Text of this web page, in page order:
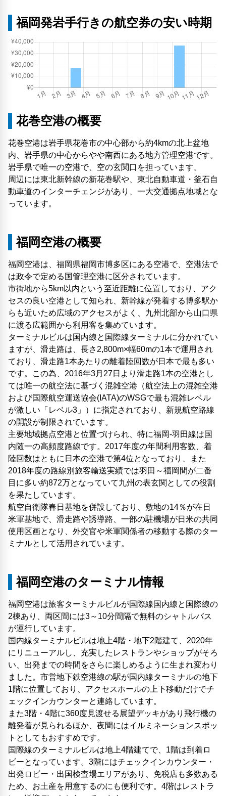
福岡発岩手行きの航空券の安い時期
花巻空港の概要
花巻空港は岩手県花巻市の中心部から約4kmの北上盆地
内、岩手県の中心からやや南西にある地方管理空港です。
岩手県で唯一の空港で、空の玄関口を担っています。
周辺には東北新幹線の新花巻駅や、東北自動車道・釜石自
動車道のインターチェンジがあり、一大交通拠点地域とな
っています。
福岡空港の概要
福岡空港は、福岡県福岡市博多区にある空港で、空港法で
は政令で定める国管理空港に区分されています。
市街地から5km以内という至近距離に位置しており、アク
セスの良い空港として知られ、新幹線が発着する博多駅か
らも近いため広域のアクセスがよく、九州北部から山口県
に渡る広範囲から利用客を集めています。
ターミナルビルは国内線と国際線ターミナルに分かれてい
ますが、滑走路は、長さ2,800m×幅60mの1本で運用され
ており、滑走路1本あたりの離着陸回数が日本で最も多い
です。この為、2016年3月27日より滑走路1本の空港とし
ては唯一の航空法に基づく混雑空港（航空法上の混雑空港
および国際航空運送協会(IATA)のWSGで最も混雑レベル
が激しい「レベル3」）に指定されており、新規航空路線
の開設が制限されています。
主要地域拠点空港と位置づけられ、特に福岡-羽田線は国
内随一の高頻度路線です。2017年度の年間利用客数、着
陸回数はともに日本の空港で第4位となっており、また
2018年度の路線別旅客輸送実績では羽田～福岡間が二番
目に多い約872万となっていて九州の表玄関としての役割
を果たしています。
航空自衛隊春日基地を併設しており、敷地の14％が在日
米軍基地で、滑走路や誘導路、一部の駐機場が日米の共同
使用区画となり、外交官や米軍関係者の移動する際のター
ミナルとして活用されています。
福岡空港のターミナル情報
福岡空港は旅客ターミナルビルが国際線国内線と国際線の
2棟あり、両区間には3～10分間隔で無料のシャトルバス
が運行しています。
国内線ターミナルビルは地上4階・地下2階建て、2020年
にリニューアルし、充実したレストランやショップがそろ
い、出発までの時間をさらに楽しめるように生まれ変わり
ました。市営地下鉄空港線の駅が国内線ターミナルの地下
1階に位置しており、アクセスホールの上下移動だけでチ
ェックインカウンターと連絡しています。
また3階・4階に360度見渡せる展望デッキがあり飛行機の
離発着が見られるほか、夜間にはイルミネーションスポッ
トとしてもおすすめです。
国際線のターミナルビルは地上4階建てで、1階は到着ロ
ビーとなっています。3階にはチェックインカウンター・
出発ロビー・出国検査場エリアがあり、免税店も多数ある
ため、お土産を用意するのにも便利です。4階はレストラ